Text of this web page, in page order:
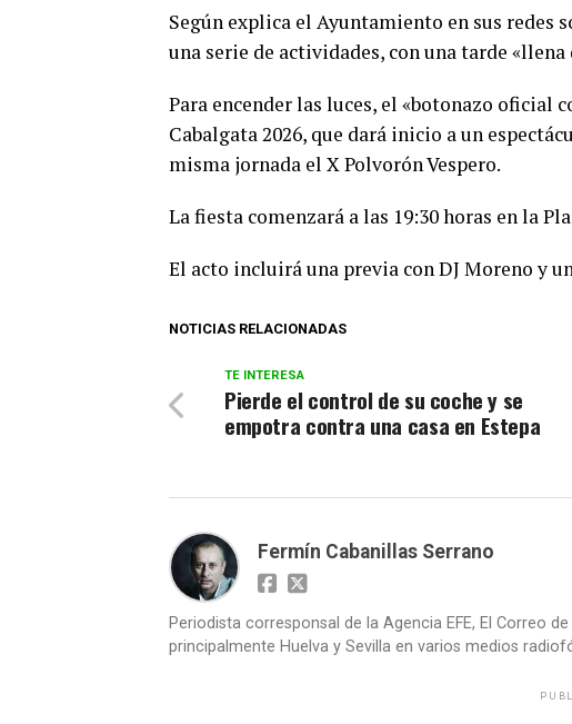
Según explica el Ayuntamiento en sus redes
una serie de actividades, con una tarde
Para encender las luces, el «botonazo oficial
Cabalgata 2026, que dará inicio a un
misma jornada el X Polvorón Vespero.
La fiesta comenzará a las 19:30 horas en la
El acto incluirá una previa con DJ Moreno y
NOTICIAS RELACIONADAS
TE INTERESA
Pierde el control de su coche y se
empotra contra una casa en Estepa
Fermín Cabanillas Serrano
Periodista corresponsal de la Agencia EFE, El Correo
principalmente Huelva y Sevilla en varios medios